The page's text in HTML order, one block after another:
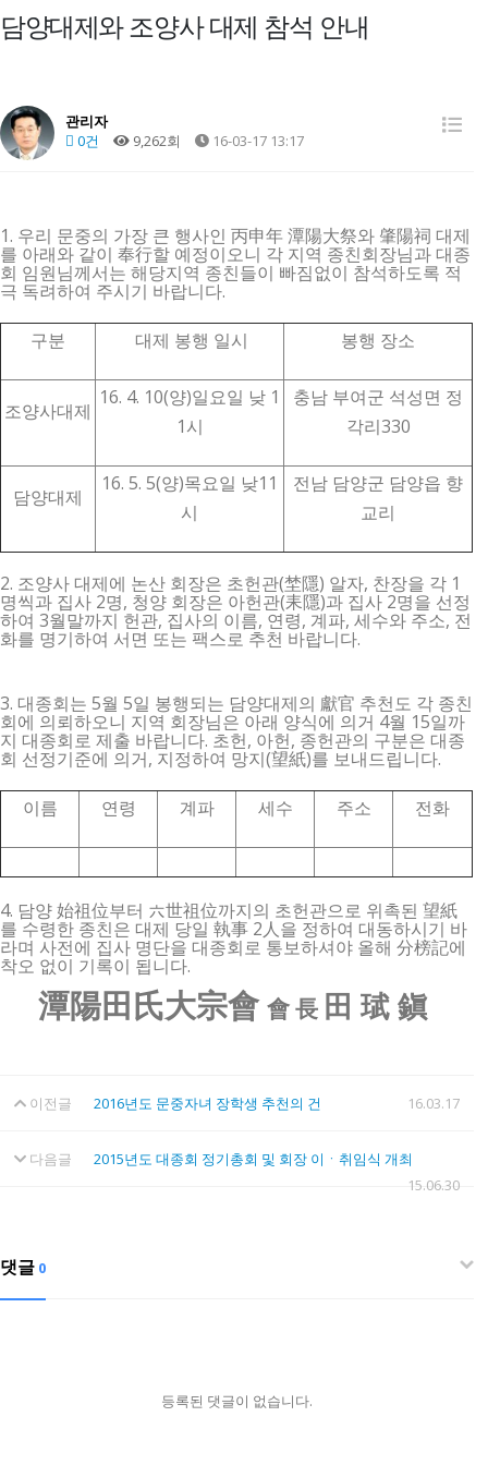
담양대제와 조양사 대제 참석 안내
관리자
0건
9,262회 16-03-17 13:17
1. 우리 문중의 가장 큰 행사인 丙申年 潭陽大祭와 肇陽祠 대제
를 아래와 같이 奉行할 예정이오니 각 지역 종친회장님과 대종
회 임원님께서는 해당지역 종친들이 빠짐없이 참석하도록 적
극 독려하여 주시기 바랍니다.
구분 대제 봉행 일시 봉행 장소
조양사대제
16. 4. 10(양)일요일 낮 1
1시
충남 부여군 석성면 정
각리330
담양대제
16. 5. 5(양)목요일 낮11
시
전남 담양군 담양읍 향
교리
2. 조양사 대제에 논산 회장은 초헌관(埜隱) 알자, 찬장을 각 1
명씩과 집사 2명, 청양 회장은 아헌관(耒隱)과 집사 2명을 선정
하여 3월말까지 헌관, 집사의 이름, 연령, 계파, 세수와 주소, 전
화를 명기하여 서면 또는 팩스로 추천 바랍니다.
3. 대종회는 5월 5일 봉행되는 담양대제의 獻官 추천도 각 종친
회에 의뢰하오니 지역 회장님은 아래 양식에 의거 4월 15일까
지 대종회로 제출 바랍니다. 초헌, 아헌, 종헌관의 구분은 대종
회 선정기준에 의거, 지정하여 망지(望紙)를 보내드립니다.
이름 연령 계파 세수 주소 전화
4. 담양 始祖位부터 六世祖位까지의 초헌관으로 위촉된 望紙
를 수령한 종친은 대제 당일 執事 2人을 정하여 대동하시기 바
라며 사전에 집사 명단을 대종회로 통보하셔야 올해 分榜記에
착오 없이 기록이 됩니다.
潭陽田氏大宗會 會 長 田 珷 鎭
이전글 2016년도 문중자녀 장학생 추천의 건 16.03.17
다음글
2015년도 대종회 정기총회 및 회장 이ㆍ취임식 개최
15.06.30
댓글 0
등록된 댓글이 없습니다.